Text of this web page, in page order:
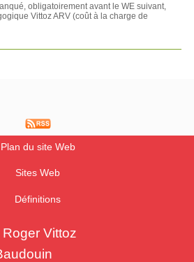
obligatoirement avant le WE suivant,
Vittoz ARV (coût à la charge de
Plan du site Web
Sites Web
Définitions
Vittoz